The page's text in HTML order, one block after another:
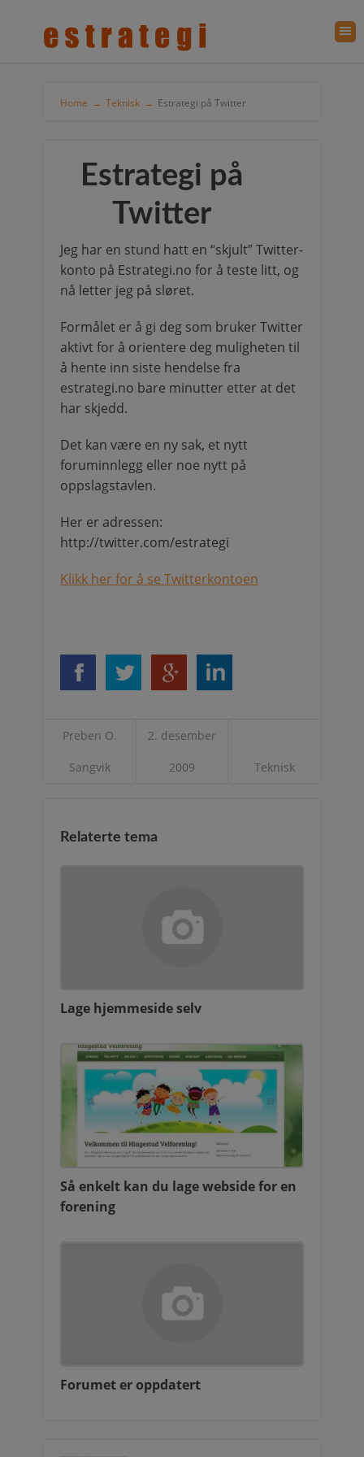
Home → Teknisk → Estrategi på Twitter
Estrategi på
Twitter
Jeg har en stund hatt en “skjult” Twitter-
konto på Estrategi.no for å teste litt, og
nå letter jeg på sløret.
Formålet er å gi deg som bruker Twitter
aktivt for å orientere deg muligheten til
å hente inn siste hendelse fra
estrategi.no bare minutter etter at det
har skjedd.
Det kan være en ny sak, et nytt
foruminnlegg eller noe nytt på
oppslagstavlen.
Her er adressen:
http://twitter.com/estrategi
Klikk her for å se Twitterkontoen
Preben O.
Sangvik
2. desember
2009 Teknisk
Relaterte tema
Lage hjemmeside selv
Så enkelt kan du lage webside for en
forening
Forumet er oppdatert